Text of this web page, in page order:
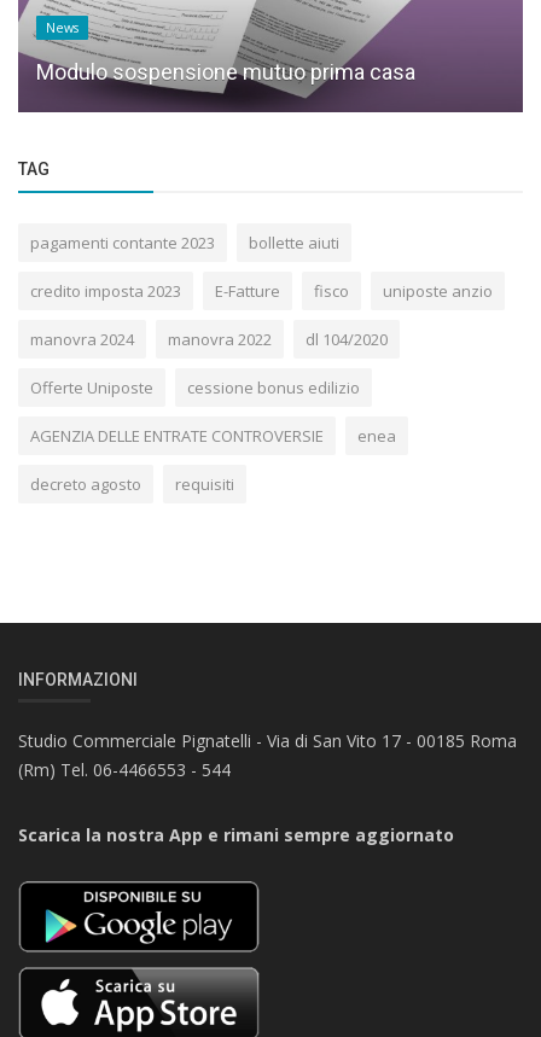
News
Modulo sospensione mutuo prima casa
TAG
pagamenti contante 2023 bollette aiuti
credito imposta 2023 E-Fatture fisco uniposte anzio
manovra 2024 manovra 2022 dl 104/2020
Offerte Uniposte cessione bonus edilizio
AGENZIA DELLE ENTRATE CONTROVERSIE enea
decreto agosto requisiti
INFORMAZIONI
Studio Commerciale Pignatelli - Via di San Vito 17 - 00185 Roma
(Rm) Tel. 06-4466553 - 544
Scarica la nostra App e rimani sempre aggiornato